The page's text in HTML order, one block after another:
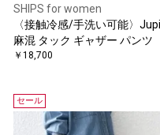
SHIPS for women
〈接触冷感/手洗い可能〉
麻混 タック ギャザー パンツ
￥18,700
セール